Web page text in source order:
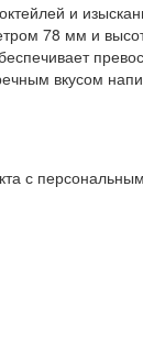
и
78 мм и
вкусом
с